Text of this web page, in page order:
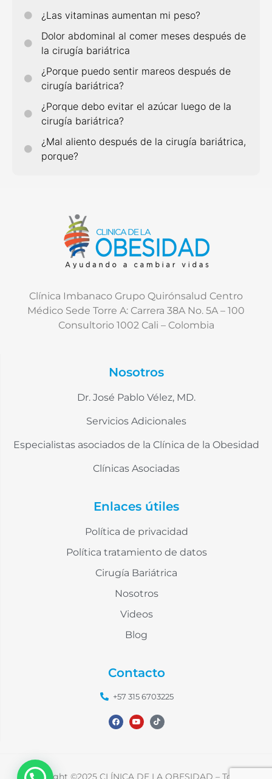
¿Las vitaminas aumentan mi peso?
Dolor abdominal al comer meses después de
la cirugía bariátrica
¿Porque puedo sentir mareos después de
cirugía bariátrica?
¿Porque debo evitar el azúcar luego de la
cirugía bariátrica?
¿Mal aliento después de la cirugía bariátrica,
porque?
Clínica Imbanaco Grupo Quirónsalud Centro
Médico Sede Torre A: Carrera 38A No. 5A – 100
Consultorio 1002 Cali – Colombia
Nosotros
Dr. José Pablo Vélez, MD.
Servicios Adicionales
Especialistas asociados de la Clínica de la Obesidad
Clínicas Asociadas
Enlaces útiles
Política de privacidad
Política tratamiento de datos
Cirugía Bariátrica
Nosotros
Videos
Blog
Contacto
+57 315 6703225